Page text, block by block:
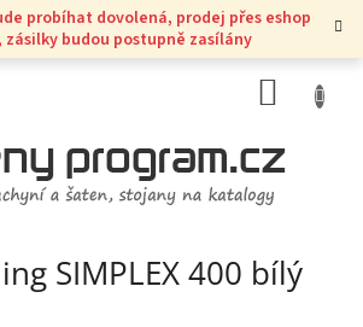
probíhat dovolená, prodej přes eshop
zásilky budou postupně zasílány
KOŠÍK
SIMPLEX 400 bílý